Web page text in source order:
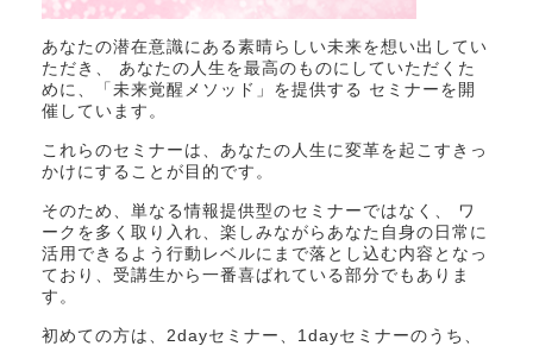
あなたの潜在意識にある素晴らしい未来を想い出してい
ただき、 あなたの人生を最高のものにしていただくた
めに、「未来覚醒メソッド」を提供する セミナーを開
催しています。
これらのセミナーは、あなたの人生に変革を起こすきっ
かけにすることが目的です。
そのため、単なる情報提供型のセミナーではなく、 ワ
ークを多く取り入れ、楽しみながらあなた自身の日常に
活用できるよう行動レベルにまで落とし込む内容となっ
ており、受講生から一番喜ばれている部分でもありま
す。
初めての方は、2dayセミナー、1dayセミナーのうち、